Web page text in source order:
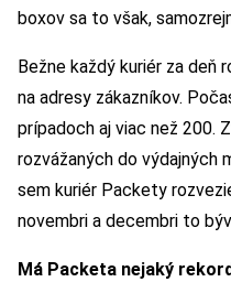
boxov sa to však,
Bežne každý kuriér za deň
na adresy zákazníkov.
prípadoch aj viac než 200.
rozvážaných do výdajných
sem kuriér Packety
novembri a decembri to
Má Packeta nejaký